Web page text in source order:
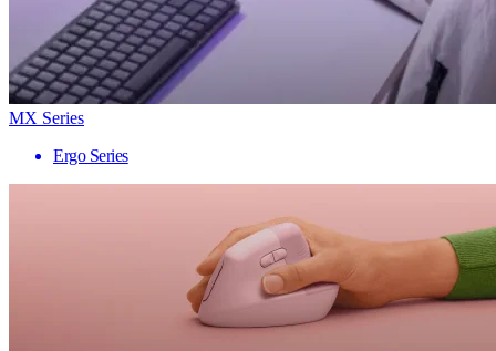
MX Series
Ergo Series